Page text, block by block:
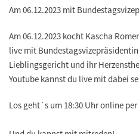
Am 06.12.2023 mit
Am 06.12.2023 kocht Kascha
live mit
Lieblingsgericht und ihr
Youtube kannst du live mit dabei
Los geht´s um 18:30 Uhr online per